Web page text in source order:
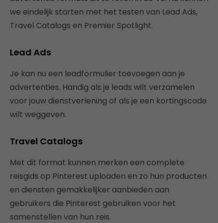
we eindelijk starten met het testen van Lead Ads,
Travel Catalogs en Premier Spotlight.
Lead Ads
Je kan nu een leadformulier toevoegen aan je
advertenties. Handig als je leads wilt verzamelen
voor jouw dienstverlening of als je een kortingscode
wilt weggeven.
Travel Catalogs
Met dit format kunnen merken een complete
reisgids op Pinterest uploaden en zo hun producten
en diensten gemakkelijker aanbieden aan
gebruikers die Pinterest gebruiken voor het
samenstellen van hun reis.